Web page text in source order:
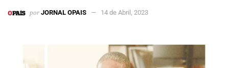
por JORNAL OPAIS 14 de Abril, 2023